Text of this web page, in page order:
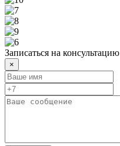
Записаться на консультацию
×